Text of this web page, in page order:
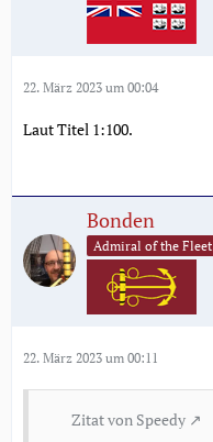
22. März 2023 um 00:04
Laut Titel 1:100.
Bonden
Admiral of the Fleet
22. März 2023 um 00:11
Zitat von Speedy